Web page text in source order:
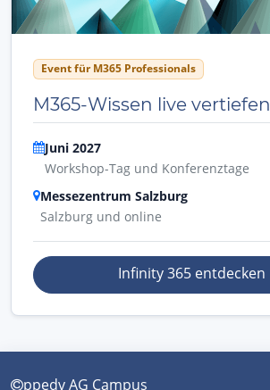
Event für M365 Professionals
M365-Wissen live vertiefen
Juni 2027
Workshop-Tag und Konferenztage
Messezentrum Salzburg
Salzburg und online
Infinity 365 entdecken
ppedv AG Campus